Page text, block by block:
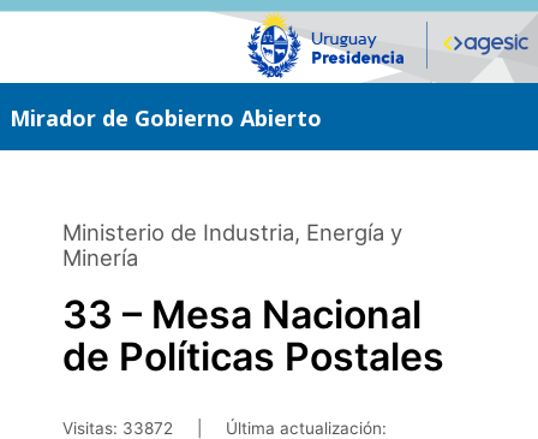
Saltar
Mirador de Gobierno Abierto
Ministerio de Industria, Energía y
Minería
33 – Mesa Nacional
de Políticas Postales
Visitas: 33872
Última actualización: